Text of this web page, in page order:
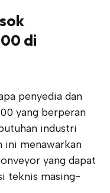
di
penyedia dan
yang berperan
industri
ini menawarkan
yang dapat
teknis masing-